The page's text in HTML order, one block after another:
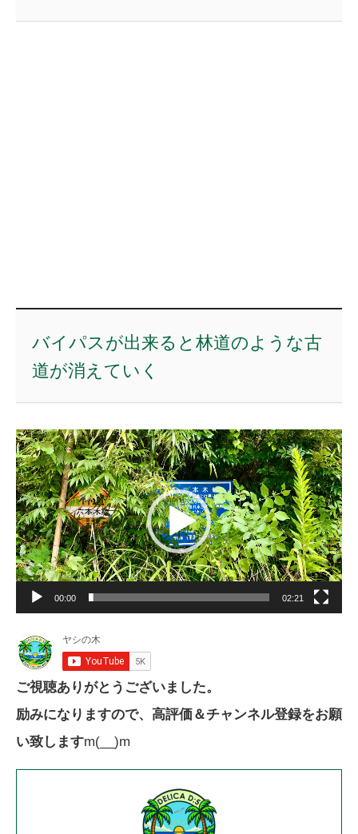
バイパスが出来ると林道のような古
道が消えていく
動
画
プ
レ
ー
ヤ
ー
00:00 02:21
ご視聴ありがとうございました。
励みになりますので、高評価＆チャンネル登録をお願
い致しますm(__)m